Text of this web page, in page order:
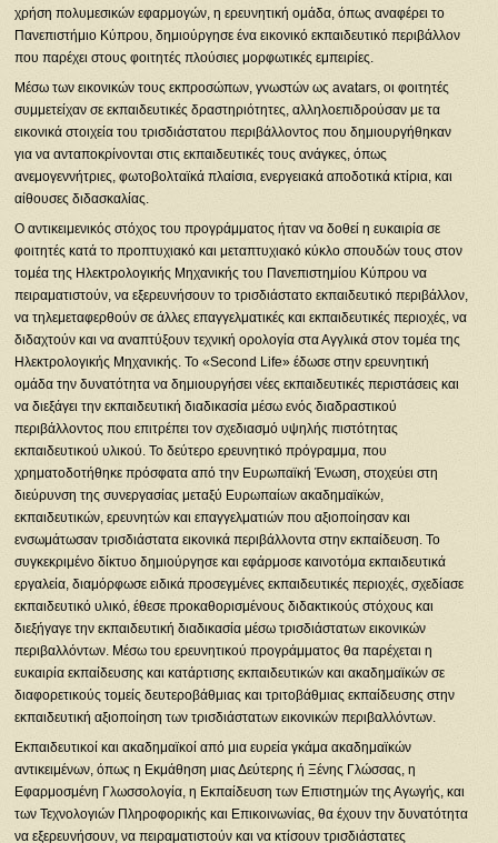
χρήση πολυμεσικών εφαρμογών, η ερευνητική ομάδα, όπως αναφέρει το
Πανεπιστήμιο Κύπρου, δημιούργησε ένα εικονικό εκπαιδευτικό περιβάλλον
που παρέχει στους φοιτητές πλούσιες μορφωτικές εμπειρίες.
Μέσω των εικονικών τους εκπροσώπων, γνωστών ως avatars, οι φοιτητές
συμμετείχαν σε εκπαιδευτικές δραστηριότητες, αλληλοεπιδρούσαν με τα
εικονικά στοιχεία του τρισδιάστατου περιβάλλοντος που δημιουργήθηκαν
για να ανταποκρίνονται στις εκπαιδευτικές τους ανάγκες, όπως
ανεμογεννήτριες, φωτοβολταϊκά πλαίσια, ενεργειακά αποδοτικά κτίρια, και
αίθουσες διδασκαλίας.
Ο αντικειμενικός στόχος του προγράμματος ήταν να δοθεί η ευκαιρία σε
φοιτητές κατά το προπτυχιακό και μεταπτυχιακό κύκλο σπουδών τους στον
τομέα της Ηλεκτρολογικής Μηχανικής του Πανεπιστημίου Κύπρου να
πειραματιστούν, να εξερευνήσουν το τρισδιάστατο εκπαιδευτικό περιβάλλον,
να τηλεμεταφερθούν σε άλλες επαγγελματικές και εκπαιδευτικές περιοχές, να
διδαχτούν και να αναπτύξουν τεχνική ορολογία στα Αγγλικά στον τομέα της
Ηλεκτρολογικής Μηχανικής. Το «Second Life» έδωσε στην ερευνητική
ομάδα την δυνατότητα να δημιουργήσει νέες εκπαιδευτικές περιστάσεις και
να διεξάγει την εκπαιδευτική διαδικασία μέσω ενός διαδραστικού
περιβάλλοντος που επιτρέπει τον σχεδιασμό υψηλής πιστότητας
εκπαιδευτικού υλικού. Το δεύτερο ερευνητικό πρόγραμμα, που
χρηματοδοτήθηκε πρόσφατα από την Ευρωπαϊκή Ένωση, στοχεύει στη
διεύρυνση της συνεργασίας μεταξύ Ευρωπαίων ακαδημαϊκών,
εκπαιδευτικών, ερευνητών και επαγγελματιών που αξιοποίησαν και
ενσωμάτωσαν τρισδιάστατα εικονικά περιβάλλοντα στην εκπαίδευση. Το
συγκεκριμένο δίκτυο δημιούργησε και εφάρμοσε καινοτόμα εκπαιδευτικά
εργαλεία, διαμόρφωσε ειδικά προσεγμένες εκπαιδευτικές περιοχές, σχεδίασε
εκπαιδευτικό υλικό, έθεσε προκαθορισμένους διδακτικούς στόχους και
διεξήγαγε την εκπαιδευτική διαδικασία μέσω τρισδιάστατων εικονικών
περιβαλλόντων. Μέσω του ερευνητικού προγράμματος θα παρέχεται η
ευκαιρία εκπαίδευσης και κατάρτισης εκπαιδευτικών και ακαδημαϊκών σε
διαφορετικούς τομείς δευτεροβάθμιας και τριτοβάθμιας εκπαίδευσης στην
εκπαιδευτική αξιοποίηση των τρισδιάστατων εικονικών περιβαλλόντων.
Εκπαιδευτικοί και ακαδημαϊκοί από μια ευρεία γκάμα ακαδημαϊκών
αντικειμένων, όπως η Εκμάθηση μιας Δεύτερης ή Ξένης Γλώσσας, η
Εφαρμοσμένη Γλωσσολογία, η Εκπαίδευση των Επιστημών της Αγωγής, και
των Τεχνολογιών Πληροφορικής και Επικοινωνίας, θα έχουν την δυνατότητα
να εξερευνήσουν, να πειραματιστούν και να κτίσουν τρισδιάστατες